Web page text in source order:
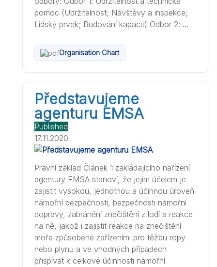
pomoc (Udržitelnost; Návštěvy a inspekce;
Lidský prvek; Budování kapacit) Odbor 2: ...
Organisation Chart
Představujeme
agenturu EMSA
Published
17.11.2020
Právní základ Článek 1 zakládajícího nařízení
agentury EMSA stanoví, že jejím účelem je
zajistit vysokou, jednotnou a účinnou úroveň
námořní bezpečnosti, bezpečnosti námořní
dopravy, zabránění znečištění z lodí a reakce
na ně, jakož i zajistit reakce na znečištění
moře způsobené zařízeními pro těžbu ropy
nebo plynu a ve vhodných případech
přispívat k celkové účinnosti námořní